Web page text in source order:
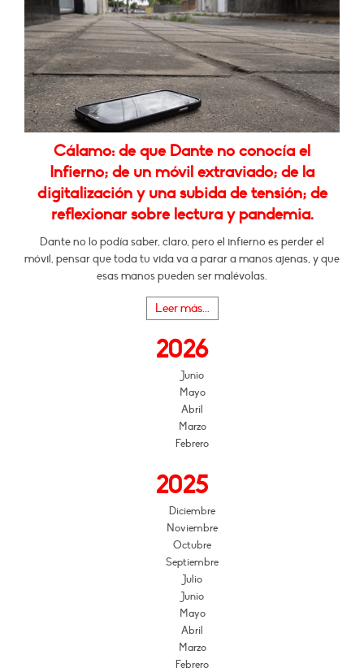
Cálamo: de que Dante no conocía el
Infierno; de un móvil extraviado; de la
digitalización y una subida de tensión; de
reflexionar sobre lectura y pandemia.
Dante no lo podía saber, claro, pero el infierno es perder el
móvil, pensar que toda tu vida va a parar a manos ajenas, y que
esas manos pueden ser malévolas.
Leer más...
2026
Junio
Mayo
Abril
Marzo
Febrero
2025
Diciembre
Noviembre
Octubre
Septiembre
Julio
Junio
Mayo
Abril
Marzo
Febrero